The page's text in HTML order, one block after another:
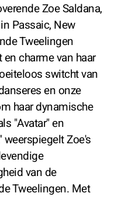
Zoe Saldana,
Passaic, New
Tweelingen
charme van haar
switcht van
en onze
haar dynamische
"Avatar" en
weerspiegelt Zoe's
van de
Tweelingen. Met